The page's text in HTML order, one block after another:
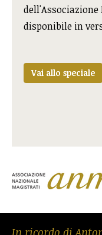
disponibile in
Vai allo speciale
In ricordo di